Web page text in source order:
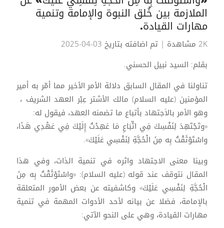
الملازمة بين خُلق النبوة والإمامة وتنمية
مهارات القيادة.
2K مشاهدة
| تم اضافته بتاريخ 03-04-2025
بقلم: السيد نبيل الحسني.
تناولنا في المقال السابق دلالة الأمر الأخير مما أمّر به أمير
المؤمنين (عليه السلام) مالك الأشتر عِبْر العهد الشريف ،
وهو الأمر بالاَجتهاد بأتباع ما تضمنه العهد، فيقول له:
«وتَجْتَهِدَ لِنَفْسِكَ فِي اتِّبَاعِ مَا عَهِدْتُ إِلَيْكَ فِي عَهْدِي هَذَا،
واسْتَوْثَقْتُ بِه مِنَ الْحُجَّةِ لِنَفْسِي عَلَيْكَ».
وبينا معنى الاجتهاد واثره في تنمية الذات، وفي هذا
المقال نتوقف عند قوله (عليه السلام): «واسْتَوْثَقْتُ بِه مِنَ
الْحُجَّةِ لِنَفْسِي عَلَيْكَ» وكاشفيته عن بعض الأمور المتعلقة
بالإمامة، فضلا عن بيانه لأحد الأدوات المهمة في تنمية
مهارات القيادة، وهي على النحو الآتي: